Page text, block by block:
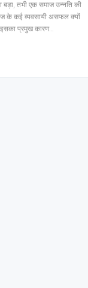
बड़ा, तभी एक समाज उन्नति की
के कई व्यवसायी असफल क्यों
इसका प्रमुख कारण…